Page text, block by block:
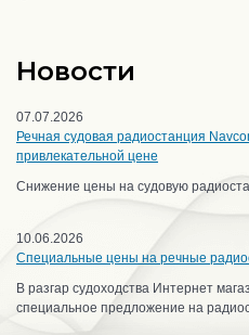
Новости
07.07.2026
Речная судовая радиостанция
привлекательной цене
Снижение цены на судовую
10.06.2026
Специальные цены на речные
В разгар судоходства Интернет
специальное предложение на